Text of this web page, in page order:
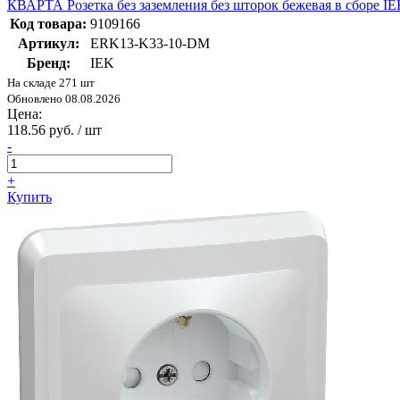
КВАРТА Розетка без заземления без шторок бежевая в сборе
Код товара: 9109166
Артикул:
ERK13-K33-10-DM
Бренд:
IEK
На складе 271 шт
Обновлено 08.08.2026
Цена:
118.56 руб. / шт
-
+
Купить